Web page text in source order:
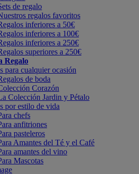
de regalo
regalos favoritos
inferiores a 50€
inferiores a 100€
inferiores a 250€
superiores a 250€
Regalo
para cualquier ocasión
de boda
Corazón
Colección Jardin y Pétalo
por estilo de vida
chefs
anfitriones
pasteleros
Amantes del Té y el Café
amantes del vino
Mascotas